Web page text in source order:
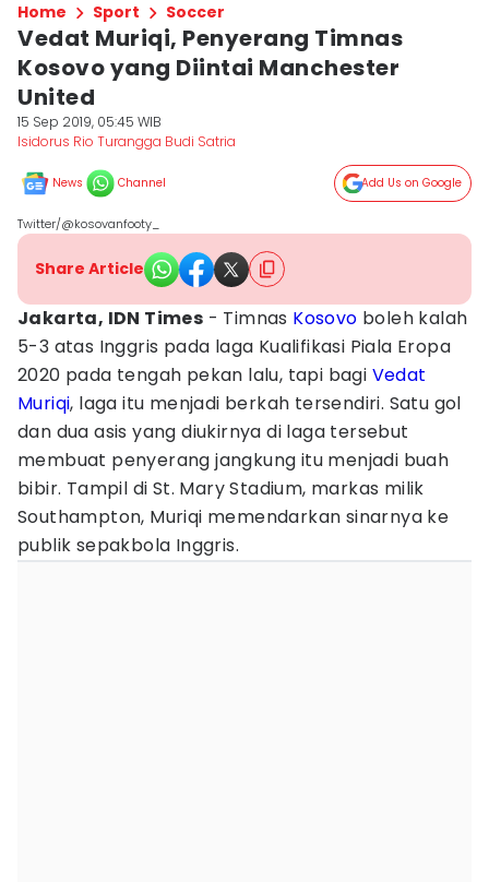
Home Sport Soccer
Vedat Muriqi, Penyerang Timnas
Kosovo yang Diintai Manchester
United
15 Sep 2019, 05:45 WIB
Isidorus Rio Turangga Budi Satria
News Channel Add Us on Google
Twitter/@kosovanfooty_
Share Article
Jakarta, IDN Times - Timnas Kosovo boleh kalah
5-3 atas Inggris pada laga Kualifikasi Piala Eropa
2020 pada tengah pekan lalu, tapi bagi Vedat
Muriqi, laga itu menjadi berkah tersendiri. Satu gol
dan dua asis yang diukirnya di laga tersebut
membuat penyerang jangkung itu menjadi buah
bibir. Tampil di St. Mary Stadium, markas milik
Southampton, Muriqi memendarkan sinarnya ke
publik sepakbola Inggris.